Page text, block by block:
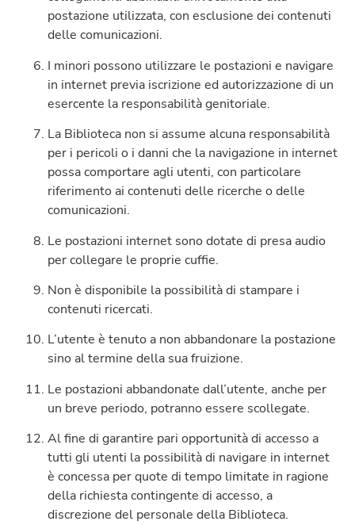
postazione utilizzata, con esclusione dei contenuti
delle comunicazioni.
I minori possono utilizzare le postazioni e navigare
in internet previa iscrizione ed autorizzazione di un
esercente la responsabilità genitoriale.
La Biblioteca non si assume alcuna responsabilità
per i pericoli o i danni che la navigazione in internet
possa comportare agli utenti, con particolare
riferimento ai contenuti delle ricerche o delle
comunicazioni.
Le postazioni internet sono dotate di presa audio
per collegare le proprie cuffie.
Non è disponibile la possibilità di stampare i
contenuti ricercati.
L’utente è tenuto a non abbandonare la postazione
sino al termine della sua fruizione.
Le postazioni abbandonate dall’utente, anche per
un breve periodo, potranno essere scollegate.
Al fine di garantire pari opportunità di accesso a
tutti gli utenti la possibilità di navigare in internet
è concessa per quote di tempo limitate in ragione
della richiesta contingente di accesso, a
discrezione del personale della Biblioteca.